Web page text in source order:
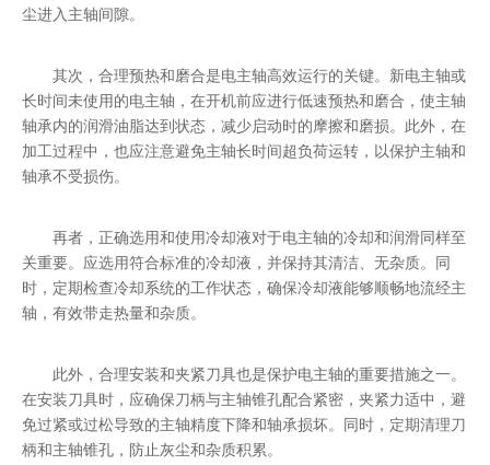
尘进入主轴间隙。
其次，合理预热和磨合是电主轴高效运行的关键。新电主轴或
长时间未使用的电主轴，在开机前应进行低速预热和磨合，使主轴
轴承内的润滑油脂达到状态，减少启动时的摩擦和磨损。此外，在
加工过程中，也应注意避免主轴长时间超负荷运转，以保护主轴和
轴承不受损伤。
再者，正确选用和使用冷却液对于电主轴的冷却和润滑同样至
关重要。应选用符合标准的冷却液，并保持其清洁、无杂质。同
时，定期检查冷却系统的工作状态，确保冷却液能够顺畅地流经主
轴，有效带走热量和杂质。
此外，合理安装和夹紧刀具也是保护电主轴的重要措施之一。
在安装刀具时，应确保刀柄与主轴锥孔配合紧密，夹紧力适中，避
免过紧或过松导致的主轴精度下降和轴承损坏。同时，定期清理刀
柄和主轴锥孔，防止灰尘和杂质积累。